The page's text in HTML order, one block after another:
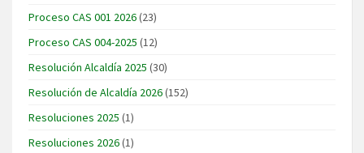
Proceso CAS 001 2026(23)
Proceso CAS 004-2025 (12)
Resolución Alcaldía 2025 (30)
Resolución de Alcaldía 2026(152)
Resoluciones 2025 (1)
Resoluciones 2026(1)